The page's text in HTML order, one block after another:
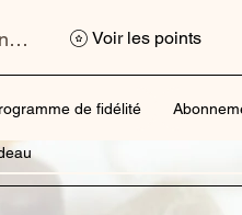
Voir les points
de fidélité